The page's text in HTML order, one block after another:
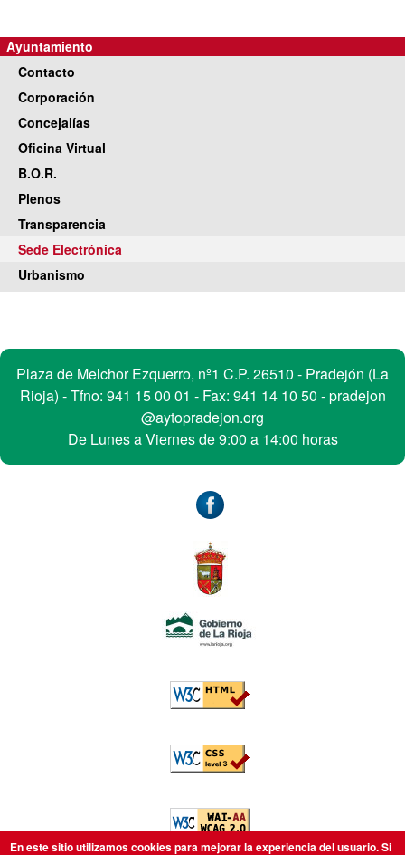
Ayuntamiento
Contacto
Corporación
Concejalías
Oficina Virtual
B.O.R.
Plenos
Transparencia
Sede Electrónica
Urbanismo
Contacto
Plaza de Melchor Ezquerro, nº1 C.P. 26510 - Pradejón (La
Rioja) - Tfno: 941 15 00 01 - Fax: 941 14 10 50 -pradejon
@aytopradejon.org
De Lunes a Viernes de 9:00 a 14:00 horas
W3C: HTML5
W3C: CSS
W3C: AA WCAG
En este sitio utilizamos cookies para mejorar la experiencia del usuario. Si